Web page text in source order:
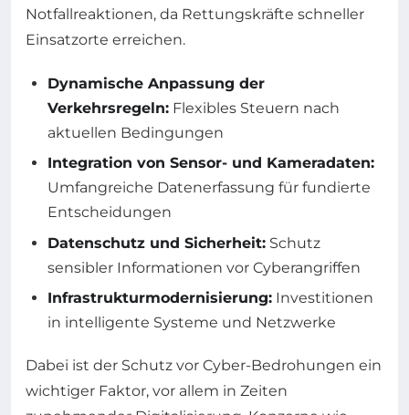
Notfallreaktionen, da Rettungskräfte schneller
Einsatzorte erreichen.
Dynamische Anpassung der
Verkehrsregeln: Flexibles Steuern nach
aktuellen Bedingungen
Integration von Sensor- und Kameradaten:
Umfangreiche Datenerfassung für fundierte
Entscheidungen
Datenschutz und Sicherheit: Schutz
sensibler Informationen vor Cyberangriffen
Infrastrukturmodernisierung: Investitionen
in intelligente Systeme und Netzwerke
Dabei ist der Schutz vor Cyber-Bedrohungen ein
wichtiger Faktor, vor allem in Zeiten